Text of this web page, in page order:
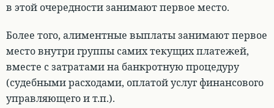
в этой очередности занимают первое место.
Более того, алиментные выплаты занимают первое
место внутри группы самих текущих платежей,
вместе с затратами на банкротную процедуру
(судебными расходами, оплатой услуг финансового
управляющего и т.п.).